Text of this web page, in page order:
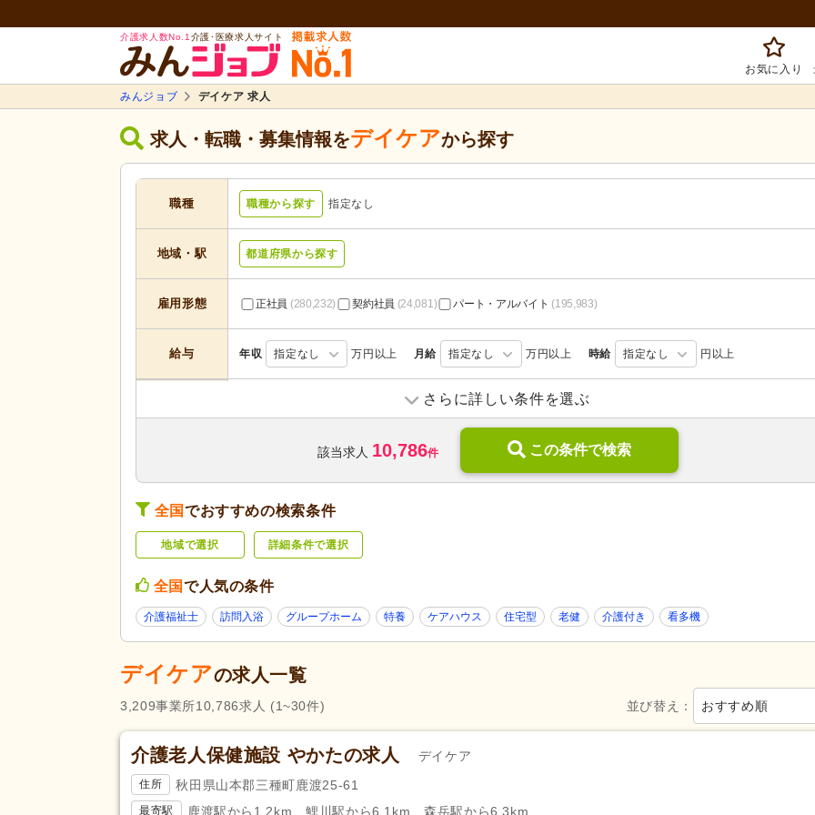
介護求人数No.1 介護･医療求人サイト
お気に入り
みんジョブ デイケア 求人
求人・転職・募集情報をデイケアから探す
職種 職種から探す 指定なし
地域・駅 都道府県から探す
雇用形態 正社員 (280,232) 契約社員 (24,081) パート・アルバイト (195,983)
給与 年収 指定なし 万円以上 月給 指定なし 万円以上 時給 指定なし 円以上
サービスの種
類
訪問介護 (24,763)
訪問看護(32,988) 訪問リハビリ(3,736) 定期巡回・随時対応型(995)
デイサービス(67,130) デイケア(10,786)
住宅型有料老人ホーム(21,034) 介護付き有料老人ホーム
サービス付き高齢者向け住宅
(10,540)
特別養護老人ホーム
看護小規模多機能型居宅介護
診療所・クリニック(64,547) 障がい者支援(21,431) 代替医療・リラクゼーション
歯科診療所・技工所(43,266) 薬局・ドラッグストア(24,248) その他(10)
応募条件・こ
だわり
未経験可(308,093)
ブランク可(411,774) 年齢不問(328,134)
学生可(7,257) 新卒可(374,917) 子育てママパパ活躍(410,344)
40代活躍(411,165) 50代活躍
介護ロボット導入済み
ネイル可 (21,850) Web面接可(37,474)
さらに詳しい条件を選ぶ
該当求人 10,786件 この条件で検索
全国でおすすめの検索条件
地域で選択 詳細条件で選択
全国で人気の条件
介護福祉士 訪問入浴 グループホーム 特養 ケアハウス 住宅型 老健 介護付き 看多機
デイケアの求人一覧
並び替え： おすすめ順
3,209事業所10,786求人 (1~30件)
介護老人保健施設 やかたの求人 デイケア
住所 秋田県山本郡三種町鹿渡25-61
最寄駅 鹿渡駅から1.2km、鯉川駅から6.1km、森岳駅から6.3km